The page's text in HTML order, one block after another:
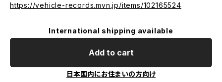
https://vehicle-records.mvn.jp/items/102165524
International shipping available
Add to cart
日本国内にお住まいの方向け